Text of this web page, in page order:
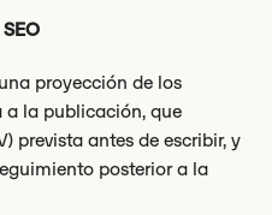
proyección de los
a la publicación, que
prevista antes de escribir, y
posterior a la